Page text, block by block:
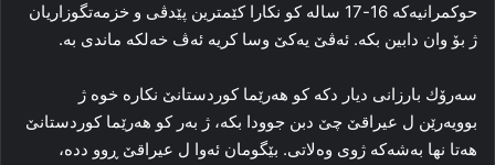
حوکمرانیه‌که‌ 16-17 ساله‌ کو نکارا کێمترین پێدڤی و خزمه‌تگوزاریان
ژ بۆ وان دابین بکه‌. ئه‌ڤێ یەكێ وسا کریه‌ ئه‌ڤ خه‌لکه‌ ماندی بە.
سەرۆك بارزانی دیار دكە كو هه‌رێما کوردستانێ نکارە خوه‌ ژ
بوویەرێن ل عیراقێ چێ دبن جوودا بکە، ژ بەر كو ھەرێما كوردستانێ
ھەتا نھا به‌شه‌کە ژوی وه‌لاتی. بێگومان ئه‌وا ل عیراقێ ڕوو دده‌،